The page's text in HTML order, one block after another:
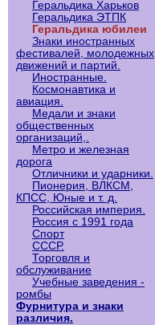
Геральдика Харьков
Геральдика ЭТПК
Геральдика юбилеи
Знаки иностранных
фестивалей, молодежных
движений и партий.
Иностранные.
Космонавтика и
авиация.
Медали и знаки
общественных
организаций,.
Метро и железная
дорога
Отличники и ударники.
Пионерия, ВЛКСМ,
КПСС, Юные и т. д.
Российская империя.
Россия с 1991 года
Спорт
СССР.
Торговля и
обслуживание
Учебные заведения -
ромбы
Фурнитура и знаки
различия.